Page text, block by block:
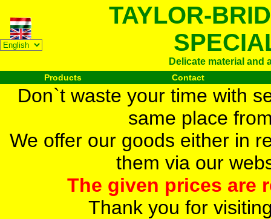
TAYLOR-
Delicate material and
Products Contact
Don`t waste your time with
same place
We offer our goods either in
them via our
The given prices are
Thank you for